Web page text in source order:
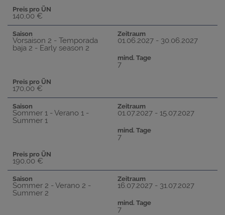
Preis pro ÜN
140,00 €
Saison
Vorsaison 2 - Temporada
baja 2 - Early season 2
Zeitraum
01.06.2027 - 30.06.2027
mind. Tage
7
Preis pro ÜN
170,00 €
Saison
Sommer 1 - Verano 1 -
Summer 1
Zeitraum
01.07.2027 - 15.07.2027
mind. Tage
7
Preis pro ÜN
190,00 €
Saison
Sommer 2 - Verano 2 -
Summer 2
Zeitraum
16.07.2027 - 31.07.2027
mind. Tage
7